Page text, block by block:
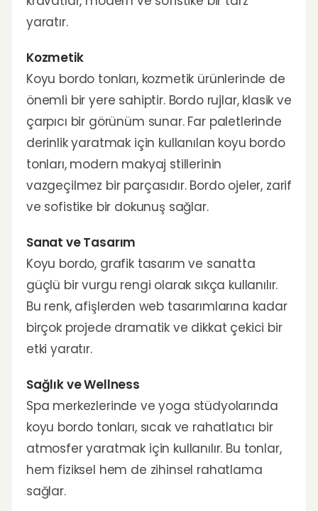
yaratır.
Kozmetik
Koyu bordo tonları, kozmetik ürünlerinde de
önemli bir yere sahiptir. Bordo rujlar, klasik ve
çarpıcı bir görünüm sunar. Far paletlerinde
derinlik yaratmak için kullanılan koyu bordo
tonları, modern makyaj stillerinin
vazgeçilmez bir parçasıdır. Bordo ojeler, zarif
ve sofistike bir dokunuş sağlar.
Sanat ve Tasarım
Koyu bordo, grafik tasarım ve sanatta
güçlü bir vurgu rengi olarak sıkça kullanılır.
Bu renk, afişlerden web tasarımlarına kadar
birçok projede dramatik ve dikkat çekici bir
etki yaratır.
Sağlık ve Wellness
Spa merkezlerinde ve yoga stüdyolarında
koyu bordo tonları, sıcak ve rahatlatıcı bir
atmosfer yaratmak için kullanılır. Bu tonlar,
hem fiziksel hem de zihinsel rahatlama
sağlar.